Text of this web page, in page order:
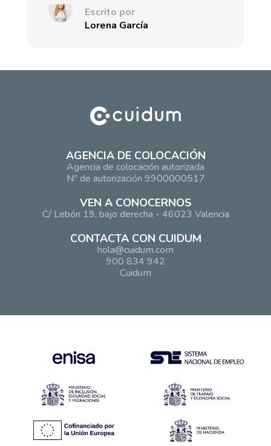
Escrito por
Lorena García
AGENCIA DE COLOCACIÓN
Agencia de colocación autorizada
Nº de autorización 9900000517
VEN A CONOCERNOS
C/ Lebón 19, bajo derecha - 46023 Valencia
CONTACTA CON CUIDUM
hola@cuidum.com
900 834 942
Cuidum